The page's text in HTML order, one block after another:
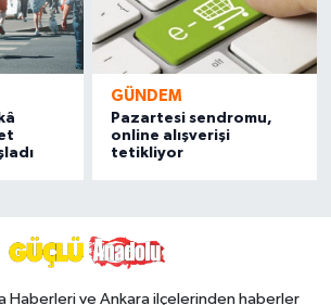
GÜNDEM
Pazartesi sendromu,
online alışverişi
tetikliyor
Haberleri ve Ankara ilçelerinden haberler